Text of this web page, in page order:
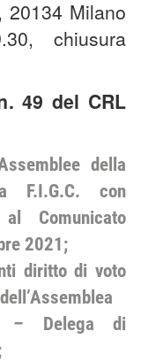
20134 Milano
chiusura
49 del CRL
della
F.I.G.C. con
Comunicato
2021;
diritto di voto
– Delega di